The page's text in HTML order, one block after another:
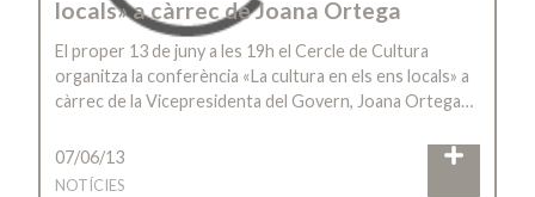
locals» a càrrec de Joana Ortega
El proper 13 de juny a les 19h el Cercle de Cultura
organitza la conferència «La cultura en els ens locals» a
càrrec de la Vicepresidenta del Govern, Joana Ortega…
07/06/13
NOTÍCIES